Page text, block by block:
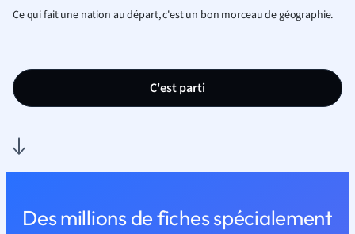
Ce qui fait une nation au départ, c'est un bon morceau de géographie.
C'est parti
Des millions de fiches spécialement